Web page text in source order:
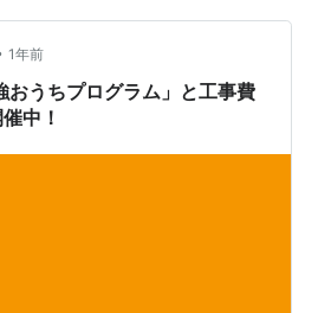
📶 月額料金はシンプルでプロ…
1年前
おうちプログラム」と工事費
中！